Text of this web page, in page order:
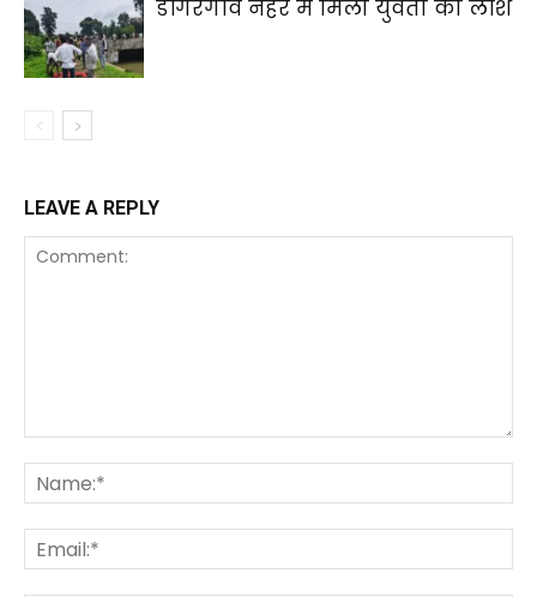
डोंगरगांव नहर में मिली युवती की लाश
LEAVE A REPLY